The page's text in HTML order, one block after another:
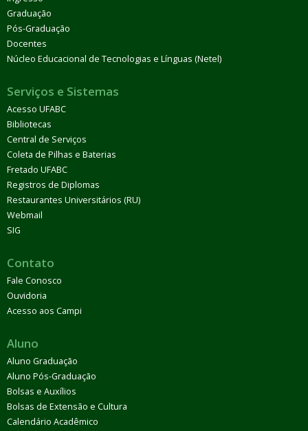
Graduação
Pós-Graduação
Docentes
Núcleo Educacional de Tecnologias e Línguas (Netel)
Serviços e Sistemas
Acesso UFABC
Bibliotecas
Central de Serviços
Coleta de Pilhas e Baterias
Fretado UFABC
Registros de Diplomas
Restaurantes Universitários (RU)
Webmail
SIG
Contato
Fale Conosco
Ouvidoria
Acesso aos Campi
Aluno
Aluno Graduação
Aluno Pós-Graduação
Bolsas e Auxílios
Bolsas de Extensão e Cultura
Calendário Acadêmico